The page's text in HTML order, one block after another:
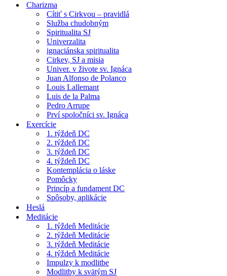
Charizma
Cítiť s Cirkvou – pravidlá
Služba chudobným
Spiritualita SJ
Univerzalita
ignaciánska spiritualita
Cirkev, SJ a misia
Univer. v živote sv. Ignáca
Juan Alfonso de Polanco
Louis Lallemant
Luis de la Palma
Pedro Arrupe
Prví spoločníci sv. Ignáca
Exercície
1. týždeň DC
2. týždeň DC
3. týždeň DC
4. týždeň DC
Kontemplácia o láske
Pomôcky
Princíp a fundament DC
Spôsoby, aplikácie
Heslá
Meditácie
1. týždeň Meditácie
2. týždeň Meditácie
3. týždeň Meditácie
4. týždeň Meditácie
Impulzy k modlitbe
Modlitby k svätým SJ